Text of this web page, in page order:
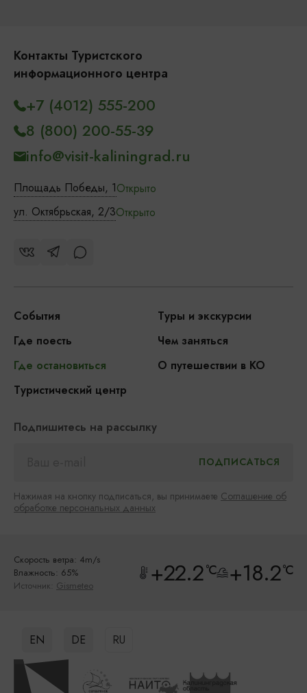
Контакты Туристского
информационного центра
Площадь Победы, 1Открыто
ул. Октябрьская, 2/3Открыто
+7 (4012) 555-200
8 (800) 200-55-39
info@visit-kaliningrad.ru
События
Туры и экскурсии
Где поесть
Чем заняться
Где остановиться
О путешествии в КО
Туристический центр
Подпишитесь на рассылку
Нажимая на кнопку подписаться, вы принимаете Соглашение об
обработке персональных данных
Скорость ветра: 4m/s
Влажность: 65%
Источник: Gismeteo +22.2°C +18.2°C
EN DE RU